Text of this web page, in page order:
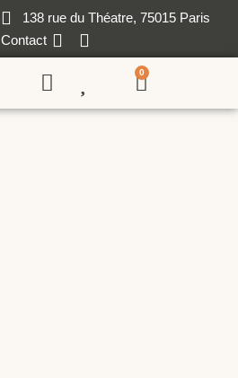
138 rue du Théatre, 75015 Paris
Contact
0